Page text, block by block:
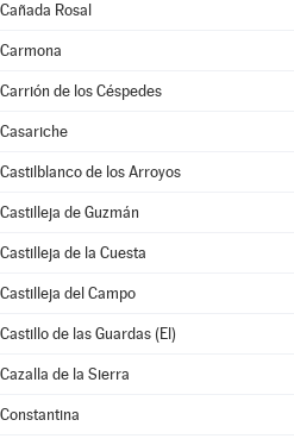
Cañada Rosal
Carmona
Carrión de los Céspedes
Casariche
Castilblanco de los Arroyos
Castilleja de Guzmán
Castilleja de la Cuesta
Castilleja del Campo
Castillo de las Guardas (El)
Cazalla de la Sierra
Constantina